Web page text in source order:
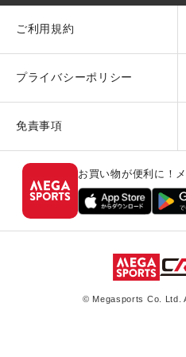
ご利用規約
プライバシーポリシー
免責事項
お買い物が便利に！
© Megasports Co. Ltd.